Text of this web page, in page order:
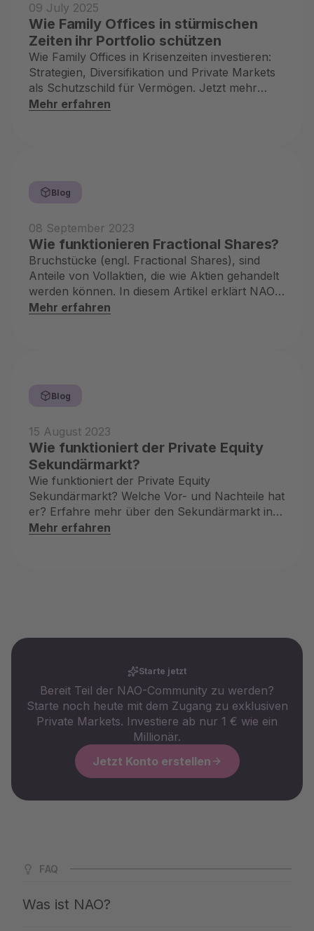
09 July 2025
Wie Family Offices in stürmischen
Zeiten ihr Portfolio schützen
Wie Family Offices in Krisenzeiten investieren:
Strategien, Diversifikation und Private Markets
als Schutzschild für Vermögen. Jetzt mehr
erfahren!
Mehr erfahren
Blog
08 September 2023
Wie funktionieren Fractional Shares?
Bruchstücke (engl. Fractional Shares), sind
Anteile von Vollaktien, die wie Aktien gehandelt
werden können. In diesem Artikel erklärt NAO,
was dahinter steckt
Mehr erfahren
Blog
15 August 2023
Wie funktioniert der Private Equity
Sekundärmarkt?
Wie funktioniert der Private Equity
Sekundärmarkt? Welche Vor- und Nachteile hat
er? Erfahre mehr über den Sekundärmarkt in
Private Equity mit NAO
Mehr erfahren
Starte jetzt
Bereit Teil der NAO-Community zu werden?
Starte noch heute mit dem Zugang zu exklusiven
Private Markets. Investiere ab nur 1 € wie ein
Millionär.
Jetzt Konto erstellen
FAQ
Was ist NAO?